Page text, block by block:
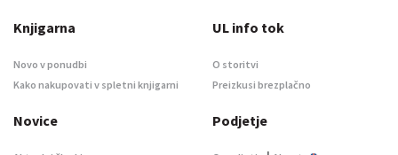
Knjigarna
Novo v ponudbi
Kako nakupovati v spletni knjigarni
UL info tok
O storitvi
Preizkusi brezplačno
Novice Podjetje